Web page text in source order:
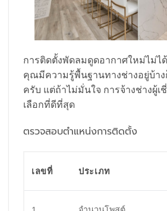
การติดตั้งพัดลมดูดอากาศใหม่ไม่ไ
คุณมีความรู้พื้นฐานทางช่างอยู่บ้าง
ครับ แต่ถ้าไม่มั่นใจ การจ้างช่างผู้เ
เลือกที่ดีที่สุด
ตรวจสอบตำแหน่งการติดตั้ง
เลขที่ ประเภท